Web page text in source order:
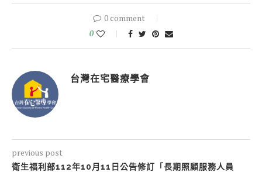
0 comment
0
台灣在宅醫療學會
previous post
衛生福利部112年10月11日公告修訂「長期照顧服務人員